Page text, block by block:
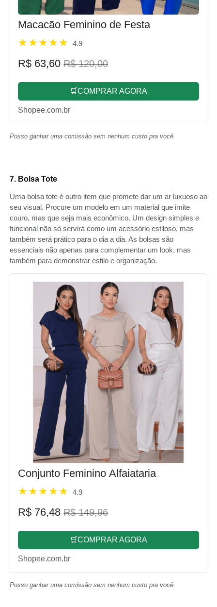
Macacão Feminino de Festa
4.9
R$ 63,60 R$ 120,00
🛒COMPRAR AGORA
Shopee.com.br
Posso ganhar uma comissão sem nenhum custo pra você.
7. Bolsa Tote
Uma bolsa tote é outro item que promete dar um ar luxuoso ao
seu visual. Procure um modelo em um material que imite
couro, mas que seja mais econômico. Um design simples e
funcional não só servirá como um acessório estiloso, mas
também será prático para o dia a dia. As bolsas são
essenciais não apenas para complementar um look, mas
também para demonstrar estilo e organização.
Conjunto Feminino Alfaiataria
4.9
R$ 76,48 R$ 149,96
🛒COMPRAR AGORA
Shopee.com.br
Posso ganhar uma comissão sem nenhum custo pra você.